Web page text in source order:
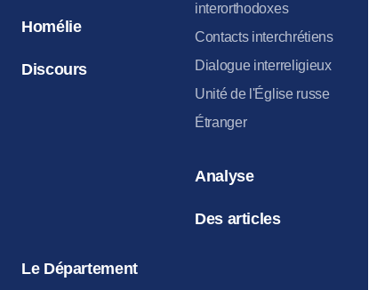
Homélie
Discours
interorthodoxes
Contacts interchrétiens
Dialogue interreligieux
Unité de l'Église russe
Étranger
Analyse
Des articles
Le Département